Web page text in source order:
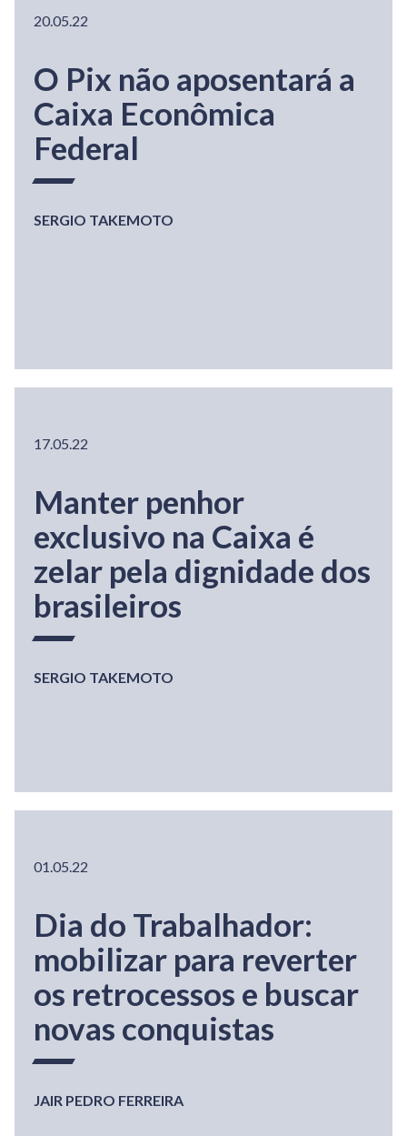
20.05.22
O Pix não aposentará a
Caixa Econômica
Federal
SERGIO TAKEMOTO
17.05.22
Manter penhor
exclusivo na Caixa é
zelar pela dignidade dos
brasileiros
SERGIO TAKEMOTO
01.05.22
Dia do Trabalhador:
mobilizar para reverter
os retrocessos e buscar
novas conquistas
JAIR PEDRO FERREIRA